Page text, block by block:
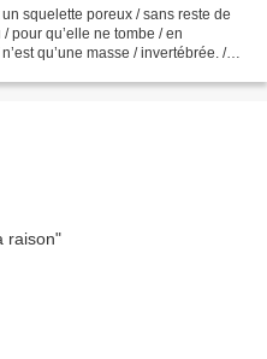
squelette poreux / sans reste de
pour qu’elle ne tombe / en
qu’une masse / invertébrée. /